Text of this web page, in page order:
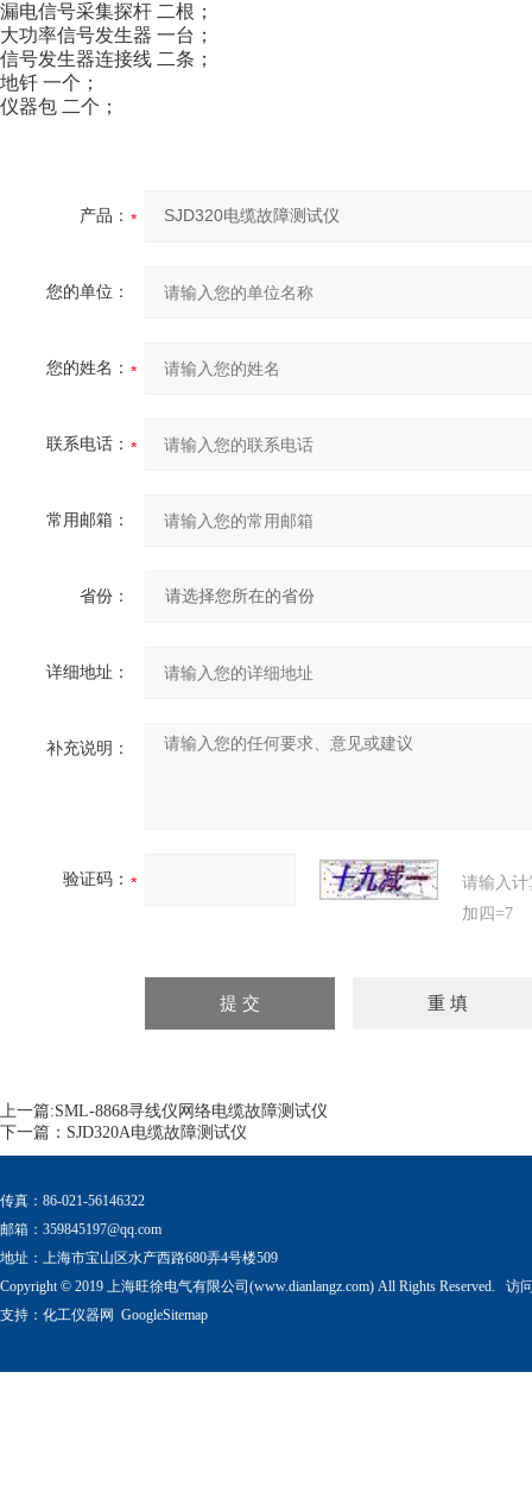
漏电信号采集探杆 二根；
大功率信号发生器 一台；
信号发生器连接线 二条；
地钎 一个；
仪器包 二个；
产品：
您的单位：
您的姓名：
联系电话：
常用邮箱：
省份：
详细地址：
补充说明：
验证码：
请输入
加四=7
上一篇:SML-8868寻线仪网络电缆故障测试仪
下一篇： SJD320A电缆故障测试仪
传真：86-021-56146322
邮箱： 359845197@qq.com
地址：上海市宝山区水产西路680弄4号楼509
Copyright © 2019 上海旺徐电气有限公司(www.dianlangz.com) All Rights Reserved. 访
支持： 化工仪器网 GoogleSitemap